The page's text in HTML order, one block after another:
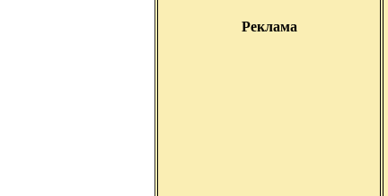
Реклама